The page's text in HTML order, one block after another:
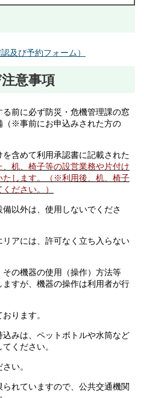
及び予約フォーム）
意事項
前に必ず防災・危機管理課の窓
（※事前にお申込みされた方の
含めて利用承認書に記載された
、机、椅子等の設営業務や片付け
たします。（※利用後、机、椅子
ださい。）
以外は、使用しないでくださ
アには、許可なく立ち入らない
の機器の使用（操作）方法等
すが、機器の操作は利用者が行
ります。
みは、ペットボトルや水筒など
ください。
い。
れていますので、公共交通機関